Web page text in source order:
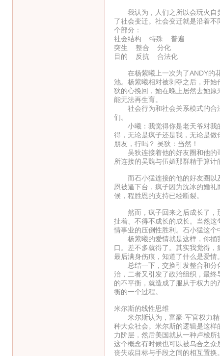
我认为，人们之所以会玩火自
了社会变迁。社会变迁就是沿着
个部分：
社会结构 特殊 普遍
突生 整合 分化
目的 反抗 合法化
在杨紫曦上一次为了ANDY的花
池。杨紫曦相对被剥夺之后，开
狄的心挽回，她在晚上居然去她
能无法再生育。
社会行为和社会关系模式的合
们。
小曦：我觉得你是老天爷对我
得，无论是疯子还是我，无论是
朋友，行吗？ 吴狄：当然！
吴狄连接着他的好友圈和他的
所连接的吴魏与伍媚那群精于算
而石小猛连接的他的好友圈以
恩被逼下台，疯子因为沈冰的婚
候，程胜恩的支持已经断裂。
然而，疯子回来之后成长了，
扯着、不得不成长的成长。当然
情事业的压倒性胜利。石小猛这
杨紫曦的爱情就是这样，你捅
口。差不多就得了。其实我觉得
最后满身伤痕，知道了什么是爱情
总结一下，交换引发整合和分
治，二者又引发了政治组织，最
的不平衡，就造成了服从于权力
衡的一个过程。
米尔斯的线性思维
米尔斯认为，富豪-军官权力精
种大众社会。米尔斯的逻辑是这
力阶层，然后美国就从一种卢梭
这个概念有时候也可以被乌合之
丧失或目标与手段之间的相互置